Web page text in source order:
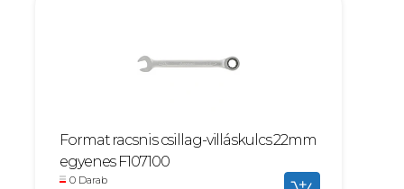
Format racsnis csillag-villáskulcs 22mm
egyenes F107100
0 Darab